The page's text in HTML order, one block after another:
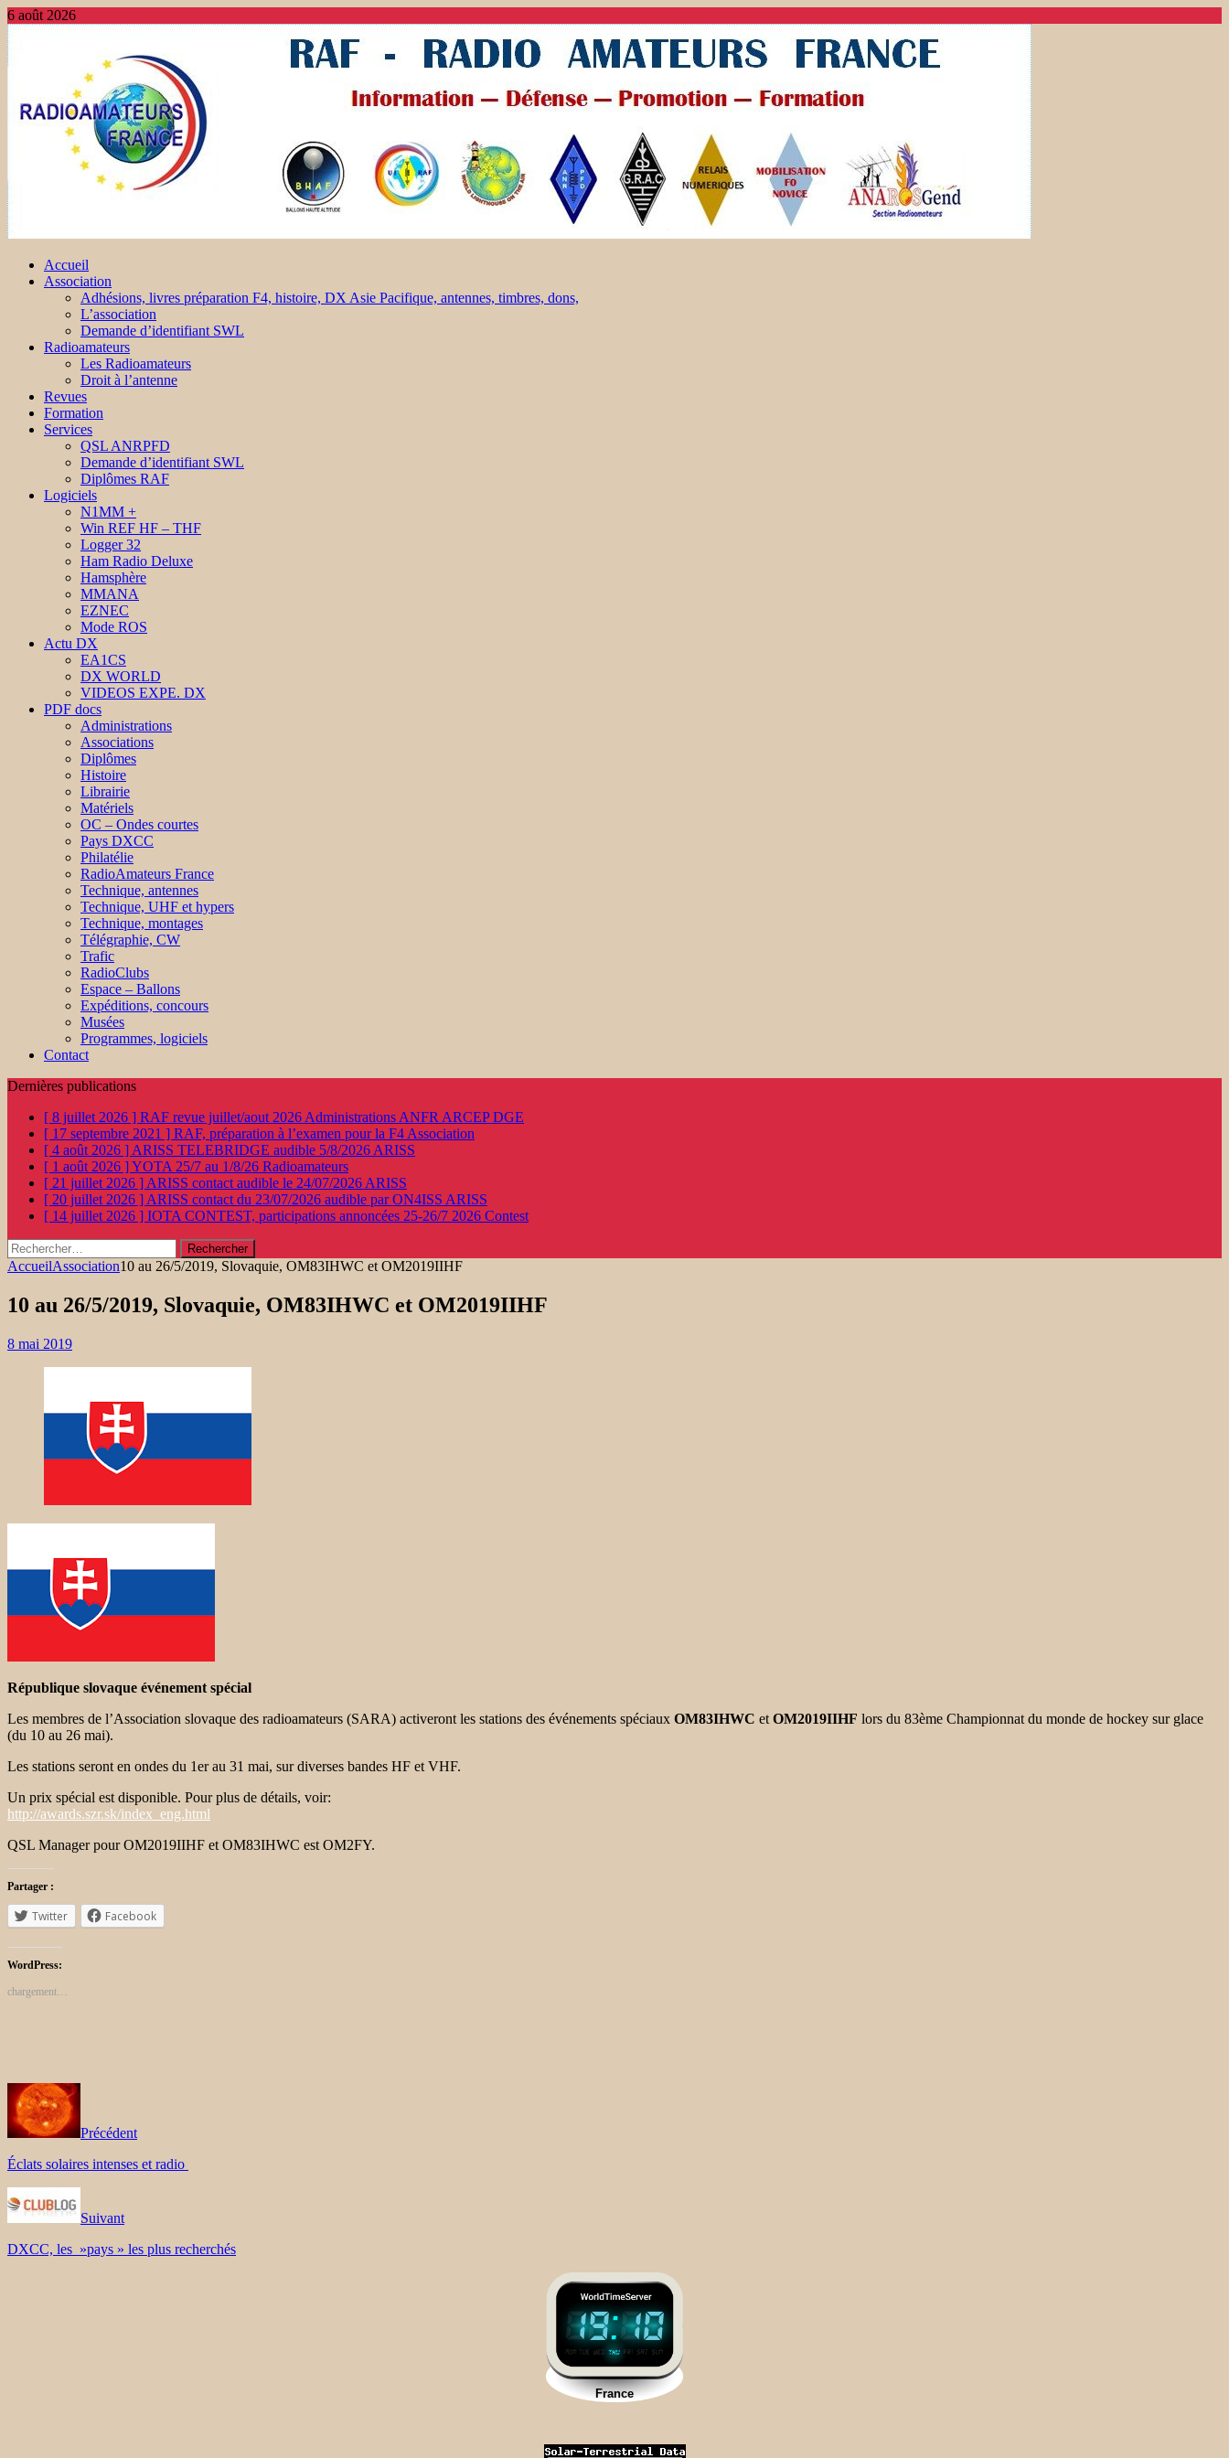
6 août 2026
Accueil
Association
Adhésions, livres préparation F4, histoire, DX Asie Pacifique, antennes, timbres, dons,
L’association
Demande d’identifiant SWL
Radioamateurs
Les Radioamateurs
Droit à l’antenne
Revues
Formation
Services
QSL ANRPFD
Demande d’identifiant SWL
Diplômes RAF
Logiciels
N1MM +
Win REF HF – THF
Logger 32
Ham Radio Deluxe
Hamsphère
MMANA
EZNEC
Mode ROS
Actu DX
EA1CS
DX WORLD
VIDEOS EXPE. DX
PDF docs
Administrations
Associations
Diplômes
Histoire
Librairie
Matériels
OC – Ondes courtes
Pays DXCC
Philatélie
RadioAmateurs France
Technique, antennes
Technique, UHF et hypers
Technique, montages
Télégraphie, CW
Trafic
RadioClubs
Espace – Ballons
Expéditions, concours
Musées
Programmes, logiciels
Contact
Dernières publications
[ 8 juillet 2026 ] RAF revue juillet/aout 2026 Administrations ANFR ARCEP DGE
[ 17 septembre 2021 ] RAF, préparation à l’examen pour la F4 Association
[ 4 août 2026 ] ARISS TELEBRIDGE audible 5/8/2026 ARISS
[ 1 août 2026 ]YOTA 25/7 au 1/8/26 Radioamateurs
[ 21 juillet 2026 ] ARISS contact audible le 24/07/2026 ARISS
[ 20 juillet 2026 ] ARISS contact du 23/07/2026 audible par ON4ISS ARISS
[ 14 juillet 2026 ] IOTA CONTEST, participations annoncées 25-26/7 2026 Contest
Rechercher :
AccueilAssociation10 au 26/5/2019, Slovaquie, OM83IHWC et OM2019IIHF
10 au 26/5/2019, Slovaquie, OM83IHWC et OM2019IIHF
8 mai 2019
République slovaque événement spécial
Les membres de l’Association slovaque des radioamateurs (SARA) activeront les stations des événements spéciaux OM83IHWC et OM2019IIHF lors du 83ème Championnat du monde de hockey sur glace
(du 10 au 26 mai).
Les stations seront en ondes du 1er au 31 mai, sur diverses bandes HF et VHF.
Un prix spécial est disponible. Pour plus de détails, voir:
http://awards.szr.sk/index_eng.html
QSL Manager pour OM2019IIHF et OM83IHWC est OM2FY.
Partager :
Twitter Facebook
WordPress:
chargement…
Précédent
Éclats solaires intenses et radio
Suivant
DXCC, les »pays » les plus recherchés